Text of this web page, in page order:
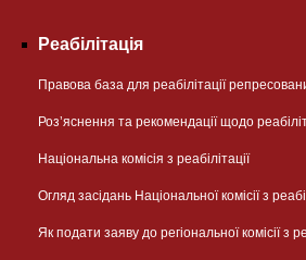
Реабілітація
Правова база для реабілітації
Розʼяснення та рекомендації щодо
Національна комісія з реабілітації
Огляд засідань Національної комісії з
Як подати заяву до регіональної комісії з